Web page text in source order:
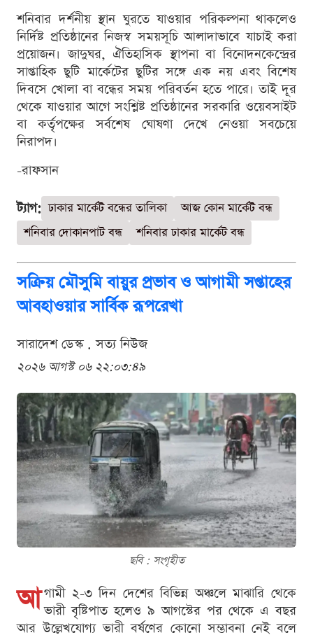
শনিবার দর্শনীয় স্থান ঘুরতে যাওয়ার পরিকল্পনা থাকলেও
নির্দিষ্ট প্রতিষ্ঠানের নিজস্ব সময়সূচি আলাদাভাবে যাচাই করা
প্রয়োজন। জাদুঘর, ঐতিহাসিক স্থাপনা বা বিনোদনকেন্দ্রের
সাপ্তাহিক ছুটি মার্কেটের ছুটির সঙ্গে এক নয় এবং বিশেষ
দিবসে খোলা বা বন্ধের সময় পরিবর্তন হতে পারে। তাই দূর
থেকে যাওয়ার আগে সংশ্লিষ্ট প্রতিষ্ঠানের সরকারি ওয়েবসাইট
বা কর্তৃপক্ষের সর্বশেষ ঘোষণা দেখে নেওয়া সবচেয়ে
নিরাপদ।
-রাফসান
ট্যাগ: ঢাকার মার্কেট বন্ধের তালিকা
আজ কোন মার্কেট বন্ধ
শনিবার দোকানপাট বন্ধ
শনিবার ঢাকার মার্কেট বন্ধ
সক্রিয় মৌসুমি বায়ুর প্রভাব ও আগামী সপ্তাহের
আবহাওয়ার সার্বিক রূপরেখা
সারাদেশ ডেস্ক . সত্য নিউজ
২০২৬ আগস্ট ০৬ ২২:০৩:৪৯
ছবি : সংগৃহীত
আ গামী ২-৩ দিন দেশের বিভিন্ন অঞ্চলে মাঝারি থেকে
ভারী বৃষ্টিপাত হলেও ৯ আগস্টের পর থেকে এ বছর
আর উল্লেখযোগ্য ভারী বর্ষণের কোনো সম্ভাবনা নেই বলে